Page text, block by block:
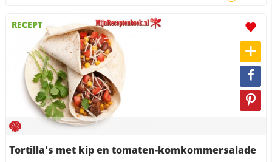
RECEPT
Tortilla's met kip en tomaten-komkommersalade